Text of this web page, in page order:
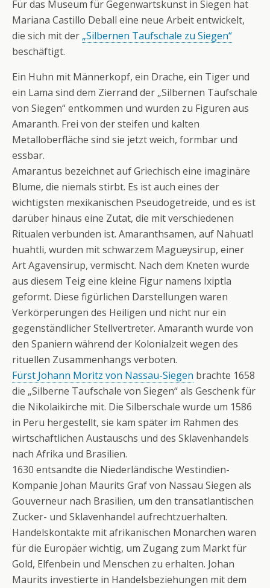
Für das Museum für Gegenwartskunst in Siegen hat
Mariana Castillo Deball eine neue Arbeit entwickelt,
die sich mit der „Silbernen Taufschale zu Siegen“
beschäftigt.
Ein Huhn mit Männerkopf, ein Drache, ein Tiger und
ein Lama sind dem Zierrand der „Silbernen Taufschale
von Siegen“ entkommen und wurden zu Figuren aus
Amaranth. Frei von der steifen und kalten
Metalloberfläche sind sie jetzt weich, formbar und
essbar.
Amarantus bezeichnet auf Griechisch eine imaginäre
Blume, die niemals stirbt. Es ist auch eines der
wichtigsten mexikanischen Pseudogetreide, und es ist
darüber hinaus eine Zutat, die mit verschiedenen
Ritualen verbunden ist. Amaranthsamen, auf Nahuatl
huahtli, wurden mit schwarzem Magueysirup, einer
Art Agavensirup, vermischt. Nach dem Kneten wurde
aus diesem Teig eine kleine Figur namens Ixiptla
geformt. Diese figürlichen Darstellungen waren
Verkörperungen des Heiligen und nicht nur ein
gegenständlicher Stellvertreter. Amaranth wurde von
den Spaniern während der Kolonialzeit wegen des
rituellen Zusammenhangs verboten.
Fürst Johann Moritz von Nassau-Siegen brachte 1658
die „Silberne Taufschale von Siegen“ als Geschenk für
die Nikolaikirche mit. Die Silberschale wurde um 1586
in Peru hergestellt, sie kam später im Rahmen des
wirtschaftlichen Austauschs und des Sklavenhandels
nach Afrika und Brasilien.
1630 entsandte die Niederländische Westindien-
Kompanie Johan Maurits Graf von Nassau Siegen als
Gouverneur nach Brasilien, um den transatlantischen
Zucker- und Sklavenhandel aufrechtzuerhalten.
Handelskontakte mit afrikanischen Monarchen waren
für die Europäer wichtig, um Zugang zum Markt für
Gold, Elfenbein und Menschen zu erhalten. Johan
Maurits investierte in Handelsbeziehungen mit dem